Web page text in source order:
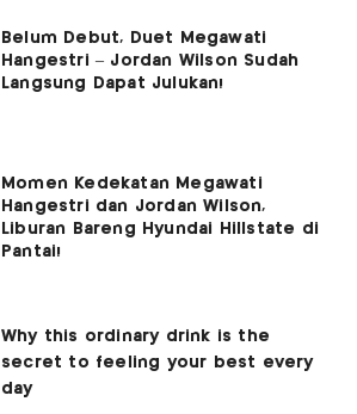
Belum Debut, Duet Megawati
Hangestri – Jordan Wilson Sudah
Langsung Dapat Julukan!
Momen Kedekatan Megawati
Hangestri dan Jordan Wilson,
Liburan Bareng Hyundai Hillstate di
Pantai!